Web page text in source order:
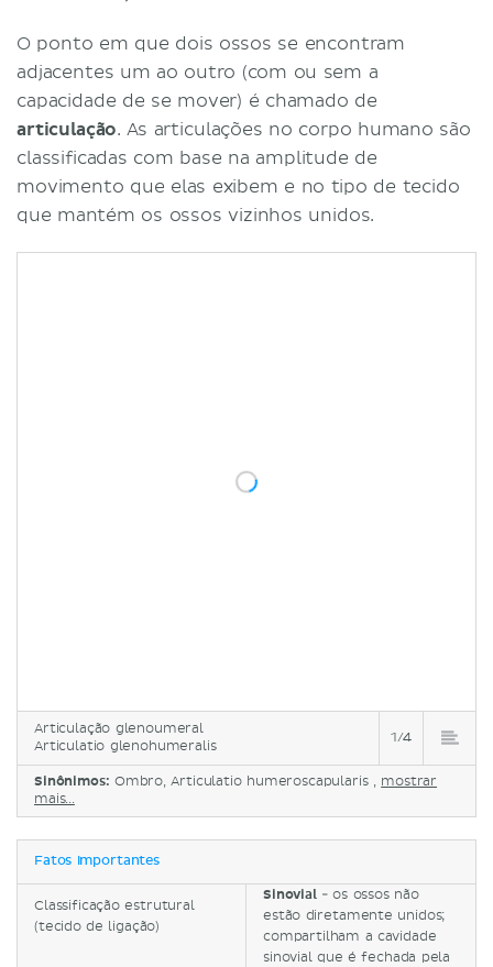
Articulação glenoumeral
Articulatio glenohumeralis
1/4
Sinônimos: Ombro, Articulatio humeroscapularis , mostrar
mais...
O ponto em que dois ossos se encontram
adjacentes um ao outro (com ou sem a
capacidade de se mover) é chamado de
articulação. As articulações no corpo humano são
classificadas com base na amplitude de
movimento que elas exibem e no tipo de tecido
que mantém os ossos vizinhos unidos.
Fatos importantes
Classificação estrutural
(tecido de ligação)
Sinovial- os ossos não
estão diretamente unidos;
compartilham a cavidade
sinovial que é fechada pela